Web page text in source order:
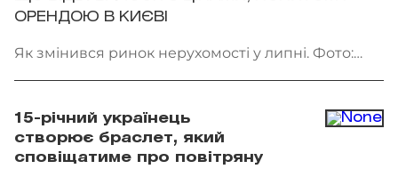
ОРЕНДОЮ В КИЄВІ
Як змінився ринок нерухомості у липні. Фото:
15-річний українець
створює браслет, який
сповіщатиме про повітряну